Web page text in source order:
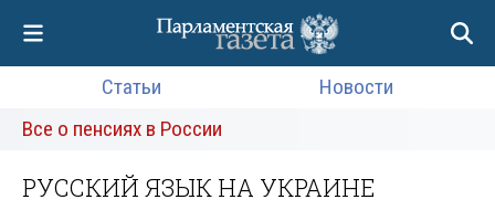
Статьи
Новости
Все о пенсиях в России
РУССКИЙ ЯЗЫК НА УКРАИНЕ